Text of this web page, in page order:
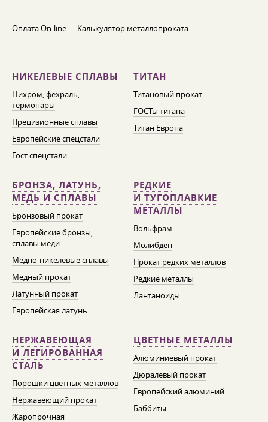
Оплата On-line Калькулятор металлопроката
НИКЕЛЕВЫЕ СПЛАВЫ
Нихром, фехраль,
термопары
Прецизионные сплавы
Европейские спецстали
Гост спецстали
ТИТАН
Титановый прокат
ГОСТы титана
Титан Европа
БРОНЗА, ЛАТУНЬ,
МЕДЬ И СПЛАВЫ
Бронзовый прокат
Европейские бронзы,
сплавы меди
Медно-никелевые сплавы
Медный прокат
Латунный прокат
Европейская латунь
РЕДКИЕ
И ТУГОПЛАВКИЕ
МЕТАЛЛЫ
Вольфрам
Молибден
Прокат редких металлов
Редкие металлы
Лантаноиды
НЕРЖАВЕЮЩАЯ
И ЛЕГИРОВАННАЯ
СТАЛЬ
Порошки цветных металлов
Нержавеющий прокат
Жаропрочная
ЦВЕТНЫЕ МЕТАЛЛЫ
Алюминиевый прокат
Дюралевый прокат
Европейский алюминий
Баббиты